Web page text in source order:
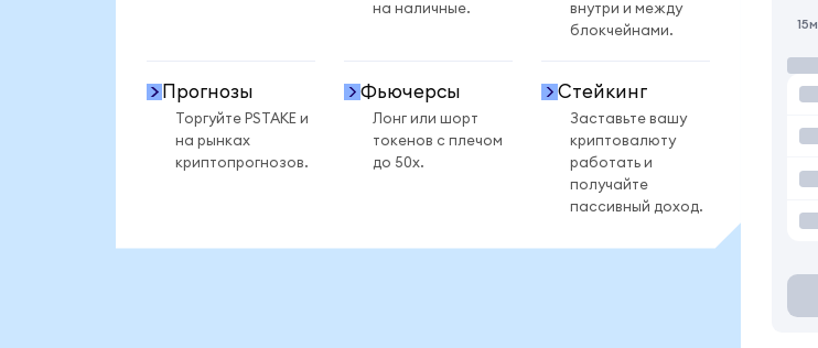
на наличные.
внутри и между
блокчейнами.
Прогнозы
Торгуйте PSTAKE и
на рынках
криптопрогнозов.
Фьючерсы
Лонг или шорт
токенов с плечом
до 50x.
Стейкинг
Заставьте вашу
криптовалюту
работать и
получайте
пассивный доход.
15м